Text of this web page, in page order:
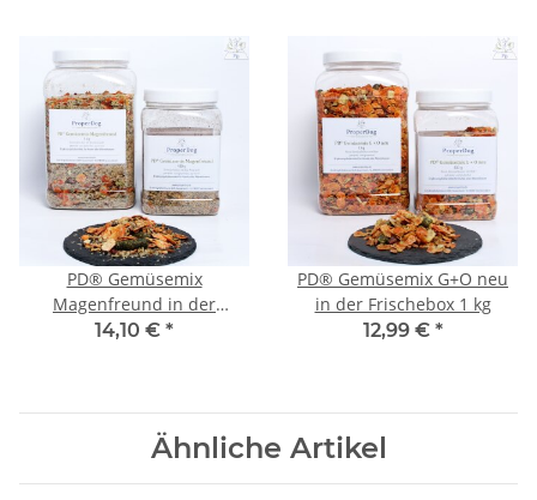
PD® Gemüsemix
Magenfreund in der
Frischebox 1 kg
14,10 € *
PD® Gemüsemix G+O neu
in der Frischebox 1 kg
12,99 € *
Ähnliche Artikel